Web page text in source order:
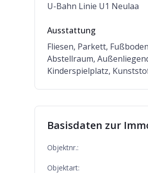
U-Bahn Linie U1 Neulaa
Ausstattung
Fliesen, Parkett,
Abstellraum,
Kinderspielplatz,
Basisdaten zur
Objektnr.:
Objektart: